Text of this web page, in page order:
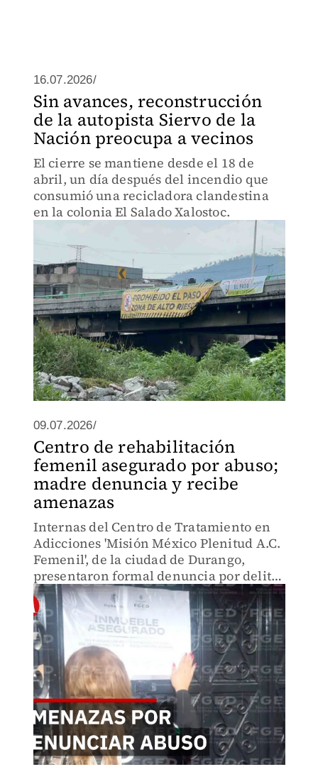
16.07.2026/
Sin avances, reconstrucción
de la autopista Siervo de la
Nación preocupa a vecinos
El cierre se mantiene desde el 18 de
abril, un día después del incendio que
consumió una recicladora clandestina
en la colonia El Salado Xalostoc.
09.07.2026/
Centro de rehabilitación
femenil asegurado por abuso;
madre denuncia y recibe
amenazas
Internas del Centro de Tratamiento en
Adicciones 'Misión México Plenitud A.C.
Femenil', de la ciudad de Durango,
presentaron formal denuncia por delito
de Lesiones y Amenazas, lo que derivó
en la diligencia de un cateo al inmueble
y aseguramiento.